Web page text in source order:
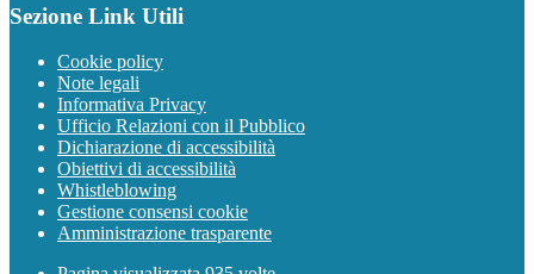
Sezione Link Utili
Cookie policy
Note legali
Informativa Privacy
Ufficio Relazioni con il Pubblico
Dichiarazione di accessibilità
Obiettivi di accessibilità
Whistleblowing
Gestione consensi cookie
Amministrazione trasparente